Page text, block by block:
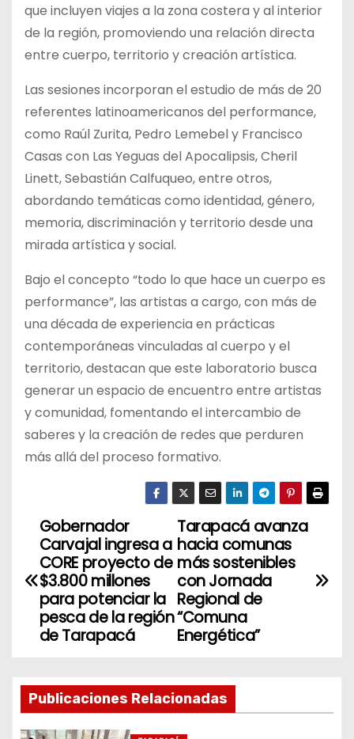
que incluyen viajes a la zona costera y al interior
de la región, promoviendo una relación directa
entre cuerpo, territorio y creación artística.
Las sesiones incorporan el estudio de más de 20
referentes latinoamericanos del performance,
como Raúl Zurita, Pedro Lemebel y Francisco
Casas con Las Yeguas del Apocalipsis, Cheril
Linett, Sebastián Calfuqueo, entre otros,
abordando temáticas como identidad, género,
memoria, discriminación y territorio desde una
mirada artística y social.
Bajo el concepto “todo lo que hace un cuerpo es
performance”, las artistas a cargo, con más de
una década de experiencia en prácticas
contemporáneas vinculadas al cuerpo y el
territorio, destacan que este laboratorio busca
generar un espacio de encuentro entre artistas
y comunidad, fomentando el intercambio de
saberes y la creación de redes que perduren
más allá del proceso formativo.
N
a
c
Tarapacá avanza
hacia comunas
más sostenibles
con Jornada
Regional de
“Comuna
Energética”
Gobernador
Carvajal ingresa a
CORE proyecto de
$3.800 millones
para potenciar la
pesca de la región
de Tarapacá
Publicaciones Relacionadas